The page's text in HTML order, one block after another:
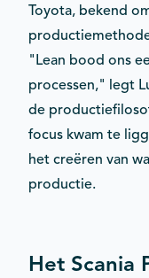
Toyota, bekend
"Lean bood ons
processen," legt
de
focus kwam te
het creëren van
productie.
Het Scania